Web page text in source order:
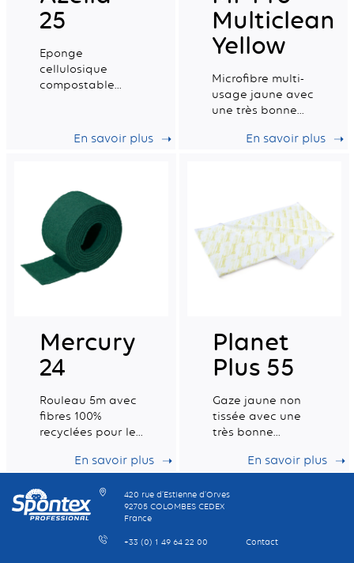
25
Eponge
cellulosique
compostable
alimentaire.
française
En savoir plus
Multiclean
Yellow
Microfibre multi-
usage jaune avec
une très bonne
d'absorption.
En savoir plus
Mercury
24
Rouleau 5m avec
fibres 100%
recyclées pour le
quotidien des
En savoir plus
Planet
Plus 55
Gaze jaune non
tissée avec une
très bonne
rétention de la
En savoir plus
420 rue d’Estienne d’Orves
92705 COLOMBES CEDEX
France
+33 (0) 1 49 64 22 00 Contact